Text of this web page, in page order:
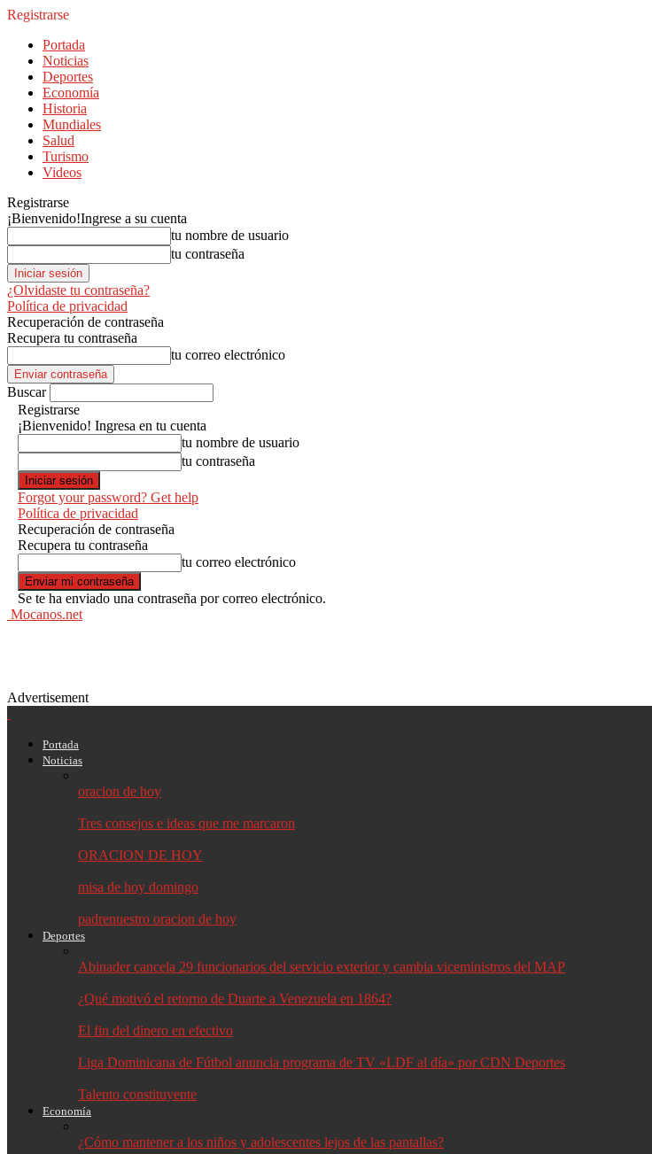
Registrarse
Portada
Noticias
Deportes
Economía
Historia
Mundiales
Salud
Turismo
Videos
Registrarse
¡Bienvenido!Ingrese a su cuenta
tu nombre de usuario
tu contraseña
¿Olvidaste tu contraseña?
Política de privacidad
Recuperación de contraseña
Recupera tu contraseña
tu correo electrónico
Buscar
Registrarse
¡Bienvenido! Ingresa en tu cuenta
tu nombre de usuario
tu contraseña
Forgot your password? Get help
Política de privacidad
Recuperación de contraseña
Recupera tu contraseña
tu correo electrónico
Se te ha enviado una contraseña por correo electrónico.
Mocanos.net
Advertisement
Portada
Noticias
oracion de hoy
Tres consejos e ideas que me marcaron
ORACION DE HOY
misa de hoy domingo
padrenuestro oracion de hoy
Deportes
Abinader cancela 29 funcionarios del servicio exterior y cambia viceministros del MAP
¿Qué motivó el retorno de Duarte a Venezuela en 1864?
El fin del dinero en efectivo
Liga Dominicana de Fútbol anuncia programa de TV «LDF al día» por CDN Deportes
Talento constituyente
Economía
¿Cómo mantener a los niños y adolescentes lejos de las pantallas?